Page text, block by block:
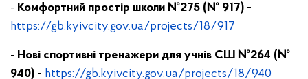
- Комфортний простір школи №275 (№ 917) -
https://gb.kyivcity.gov.ua/projects/18/917
- Нові спортивні тренажери для учнів СШ №264 (№
940) - https://gb.kyivcity.gov.ua/projects/18/940